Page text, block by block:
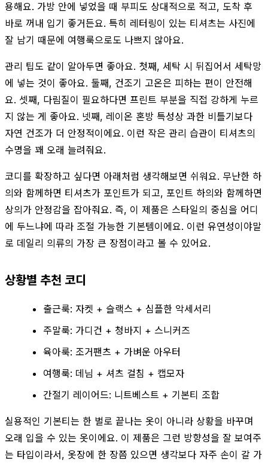
용해요. 가방 안에 넣었을 때 부피도 상대적으로 적고, 도착 후
바로 꺼내 입기 좋거든요. 특히 레터링이 있는 티셔츠는 사진에
잘 남기 때문에 여행룩으로도 나쁘지 않아요.
관리 팁도 같이 알아두면 좋아요. 첫째, 세탁 시 뒤집어서 세탁망
에 넣는 것이 좋아요. 둘째, 건조기 고온은 피하는 편이 안전해
요. 셋째, 다림질이 필요하다면 프린트 부분을 직접 강하게 누르
지 않는 게 좋아요. 넷째, 레이온 혼방 특성상 과한 비틀기보다
자연 건조가 더 안정적이에요. 이런 작은 관리 습관이 티셔츠의
수명을 꽤 오래 늘려줘요.
코디를 확장하고 싶다면 아래처럼 생각해보면 쉬워요. 무난한 하
의와 함께하면 티셔츠가 포인트가 되고, 포인트 하의와 함께하면
상의가 안정감을 잡아줘요. 즉, 이 제품은 스타일의 중심을 어디
에 두느냐에 따라 조절 가능한 기본템이에요. 이런 유연성이야말
로 데일리 의류의 가장 큰 장점이라고 볼 수 있어요.
상황별 추천 코디
출근룩: 자켓 + 슬랙스 + 심플한 악세서리
주말룩: 가디건 + 청바지 + 스니커즈
육아룩: 조거팬츠 + 가벼운 아우터
여행룩: 데님 + 셔츠 걸침 + 캡모자
간절기 레이어드: 니트베스트 + 기본티 조합
실용적인 기본티는 한 벌로 끝나는 옷이 아니라 상황을 바꾸며
오래 입을 수 있는 옷이에요. 이 제품은 그런 방향성을 잘 보여주
는 타입이라서, 옷장에 한 장쯤 있으면 생각보다 자주 손이 갈 가